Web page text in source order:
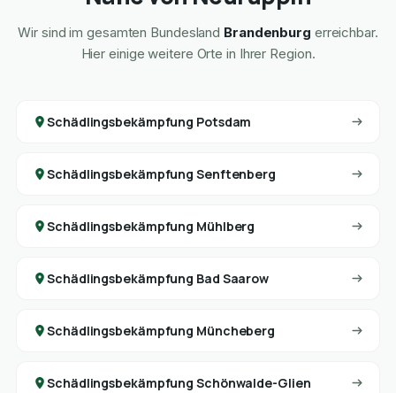
Wir sind im gesamten Bundesland Brandenburg erreichbar.
Hier einige weitere Orte in Ihrer Region.
Schädlingsbekämpfung Potsdam
Schädlingsbekämpfung Senftenberg
Schädlingsbekämpfung Mühlberg
Schädlingsbekämpfung Bad Saarow
Schädlingsbekämpfung Müncheberg
Schädlingsbekämpfung Schönwalde-Glien